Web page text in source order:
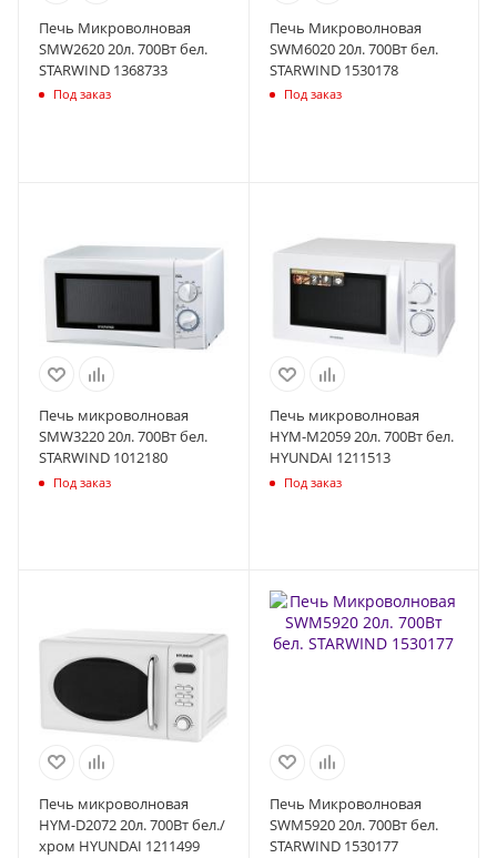
Печь Микроволновая
SMW2620 20л. 700Вт бел.
STARWIND 1368733
Под заказ
Печь Микроволновая
SWM6020 20л. 700Вт бел.
STARWIND 1530178
Под заказ
Печь микроволновая
SMW3220 20л. 700Вт бел.
STARWIND 1012180
Под заказ
Печь микроволновая
HYM-M2059 20л. 700Вт бел.
HYUNDAI 1211513
Под заказ
Печь микроволновая
HYM-D2072 20л. 700Вт бел./
хром HYUNDAI 1211499
Печь Микроволновая
SWM5920 20л. 700Вт бел.
STARWIND 1530177